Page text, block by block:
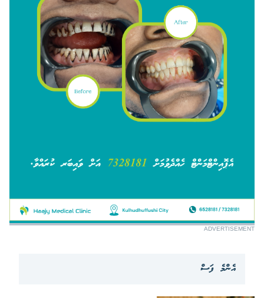
ADVERTISEMENT
އެންމެ ފަސް